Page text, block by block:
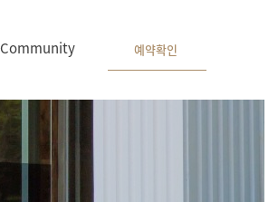
Community 예약확인